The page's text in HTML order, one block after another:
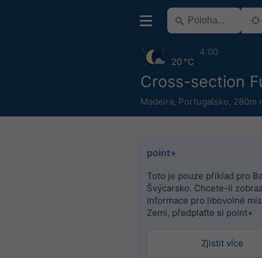
Cross-section
Madeira, Portugalsko, 280m
20 °C
4:00
point+
Toto je pouze příklad pro
Švýcarsko. Chcete-li
informace pro libovolné
Zemi, předplaťte si point+
Zjistit více